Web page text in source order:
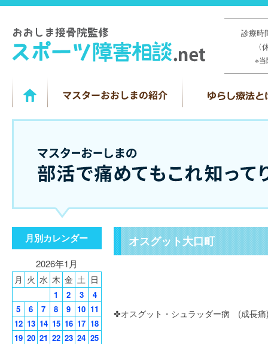
診療
※
オスグット大口町
✤オスグット・シュラッダー病 (成長
月別カレンダー
2026年1月
月 火 水 木 金 土 日
1 2 3
4
5
6 7 8 9 10 11
12 13 14 15 16 17 18
19 20 21 22 23 24 25